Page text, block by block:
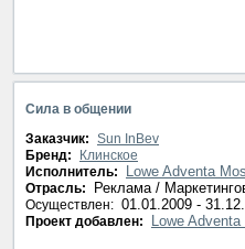
Сила в общении
Заказчик: Sun InBev
Бренд:
Клинское
Исполнитель:
Lowe Adventa
Отрасль: Реклама /
Осуществлен: 01.01.2009 -
Проект добавлен: Lowe